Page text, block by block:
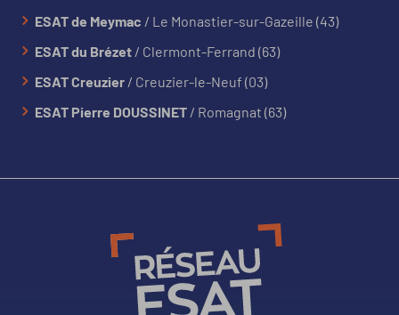
ESAT de Meymac / Le Monastier-sur-Gazeille (43)
ESAT du Brézet / Clermont-Ferrand (63)
ESAT Creuzier / Creuzier-le-Neuf (03)
ESAT Pierre DOUSSINET / Romagnat (63)